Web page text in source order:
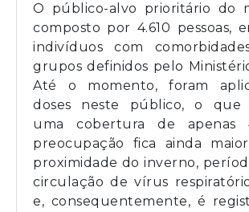
O público-alvo prioritário do
composto por 4.610 pessoas,
indivíduos com
grupos definidos pelo
Até o momento, foram
doses neste público, o que
uma cobertura de apenas
preocupação fica ainda
proximidade do inverno,
circulação de vírus
e, consequentemente, é